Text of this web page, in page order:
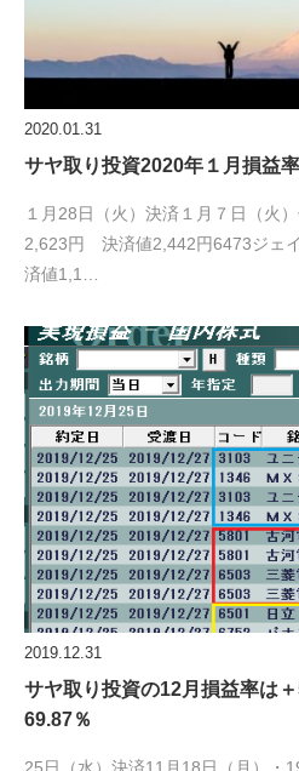
2020.01.31
サヤ取り投資2020年１月損益
１月28日（火）決済１月７日（火
2,623円 決済値2,442円6473ジ
済値1,1…
2019.12.31
サヤ取り投資の12月損益率は
69.87％